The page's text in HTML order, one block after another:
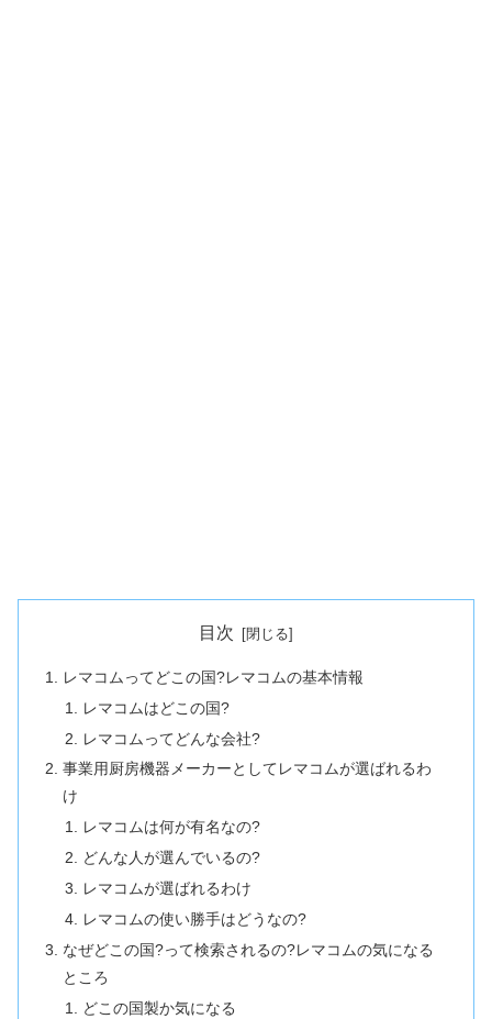
目次
レマコムってどこの国?レマコムの基本情報
レマコムはどこの国?
レマコムってどんな会社?
事業用厨房機器メーカーとしてレマコムが選ばれるわ
け
レマコムは何が有名なの?
どんな人が選んでいるの?
レマコムが選ばれるわけ
レマコムの使い勝手はどうなの?
なぜどこの国?って検索されるの?レマコムの気になる
ところ
どこの国製か気になる